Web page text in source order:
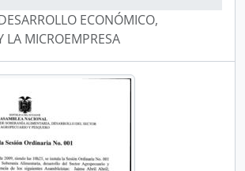
ECONÓMICO,
LA MICROEMPRESA